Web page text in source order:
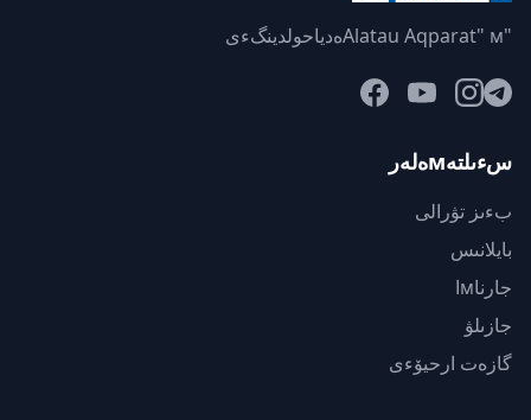
"Alatau Aqparat" мەدياحولدينگءى
سءىلتەмەلەر
بءىز تۋرالى
بايلانىس
جارناмا
جازىلۋ
گازەت ارحيۆءى